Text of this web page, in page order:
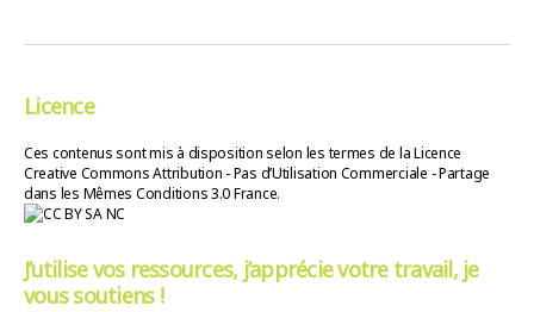
Licence
Ces contenus sont mis à disposition selon les termes de la Licence
Creative Commons Attribution - Pas d’Utilisation Commerciale - Partage
dans les Mêmes Conditions 3.0 France.
J’utilise vos ressources, j’apprécie votre travail, je
vous soutiens !